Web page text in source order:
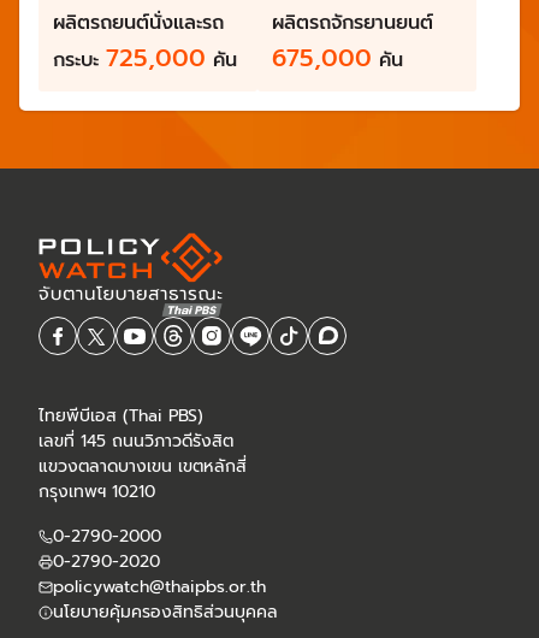
ผลิตรถยนต์นั่งและรถ
กระบะ 725,000 คัน
ผลิตรถจักรยานยนต์
675,000 คัน
ไทยพีบีเอส (Thai PBS)
เลขที่ 145 ถนนวิภาวดีรังสิต
แขวงตลาดบางเขน เขตหลักสี่
กรุงเทพฯ 10210
0-2790-2000
0-2790-2020
policywatch@thaipbs.or.th
นโยบายคุ้มครองสิทธิส่วนบุคคล